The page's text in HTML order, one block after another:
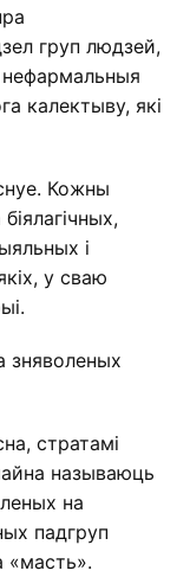
груп людзей,
калектыву, які
Кожны
і
у сваю
зняволеных
стратамі
называюць
на
падгруп
«масть».